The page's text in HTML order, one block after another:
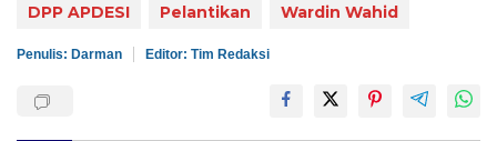
DPP APDESI Pelantikan Wardin Wahid
Penulis: Darman Editor: Tim Redaksi